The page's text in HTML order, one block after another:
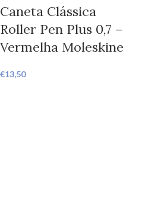
Caneta Clássica
Roller Pen Plus 0,7 –
Vermelha Moleskine
€13,50